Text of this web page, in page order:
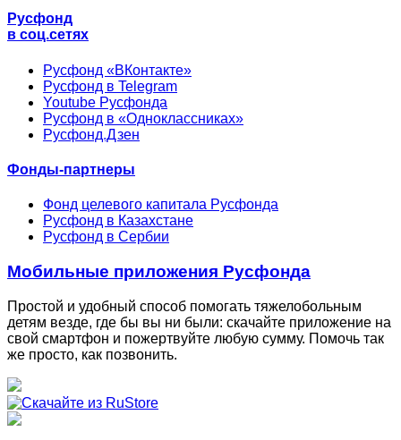
Русфонд
в соц.сетях
Русфонд «ВКонтакте»
Русфонд в Telegram
Youtube Русфонда
Русфонд в «Одноклассниках»
Русфонд.Дзен
Фонды-партнеры
Фонд целевого капитала Русфонда
Русфонд в Казахстане
Русфонд в Сербии
Мобильные приложения Русфонда
Простой и удобный способ помогать тяжелобольным
детям везде, где бы вы ни были: скачайте приложение на
свой смартфон и пожертвуйте любую сумму. Помочь так
же просто, как позвонить.